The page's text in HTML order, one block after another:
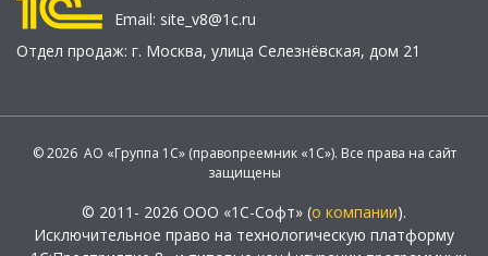
Email: site_v8@1c.ru
Отдел продаж: г. Москва, улица Селезнёвская, дом 21
© 2026 АО «Группа 1С» (правопреемник «1С»). Все права на сайт
защищены
© 2011- 2026 ООО «1С-Софт» (о компании).
Исключительное право на технологическую платформу